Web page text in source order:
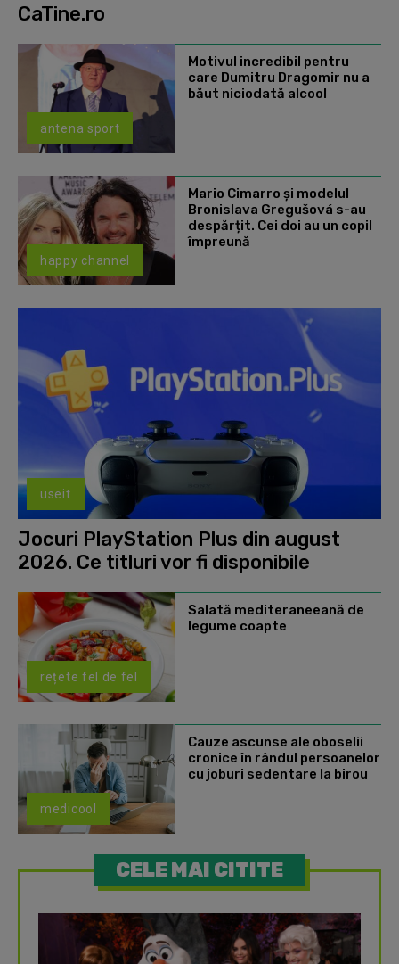
CaTine.ro
antena sport
Motivul incredibil pentru
care Dumitru Dragomir nu a
băut niciodată alcool
happy channel
Mario Cimarro și modelul
Bronislava Gregušová s-au
despărțit. Cei doi au un copil
împreună
useit
Jocuri PlayStation Plus din august
2026. Ce titluri vor fi disponibile
rețete fel de fel
Salată mediteraneeană de
legume coapte
medicool
Cauze ascunse ale oboselii
cronice în rândul persoanelor
cu joburi sedentare la birou
CELE MAI CITITE